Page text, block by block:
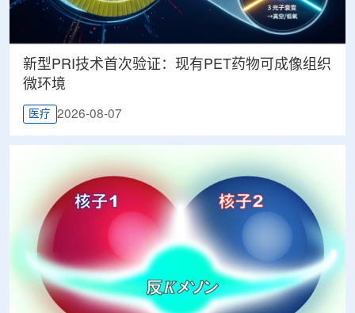
新型PRI技术首次验证：现有PET药物可成像组织
微环境
医疗 2026-08-07